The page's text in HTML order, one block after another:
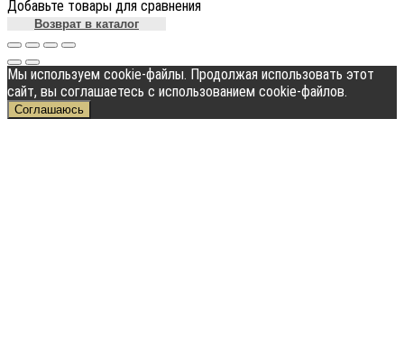
Добавьте товары для сравнения
Возврат в каталог
Мы используем cookie-файлы. Продолжая использовать этот
сайт, вы соглашаетесь с использованием cookie-файлов.
Соглашаюсь